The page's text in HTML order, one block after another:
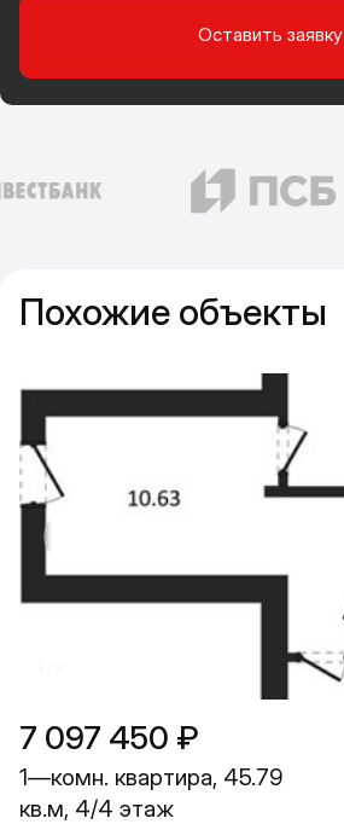
Оставить заявку
Похожие объекты
7 097 450 ₽
1—комн. квартира, 45.79
кв.м, 4/4 этаж